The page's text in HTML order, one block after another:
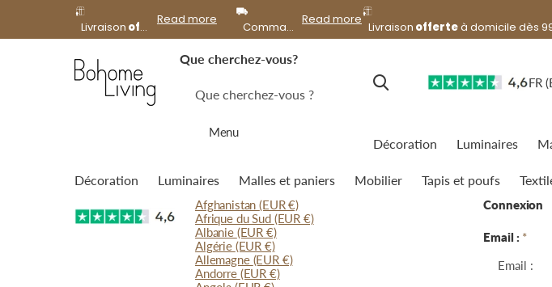
Livraison offerte à domicile dès 99€ d'achat !
Read more
Commandes expédiées le
lendemain
Read more
Livraison offerteà domicile dès
Que cherchez-vous?
FR
Menu
Décoration Luminaires
Décoration Luminaires Malles et paniers Mobilier Tapis et poufs
Afghanistan(EUR €)
Afrique du Sud (EUR €)
Albanie (EUR €)
Algérie (EUR €)
Allemagne (EUR €)
Andorre (EUR €)
Connexion
Email : *